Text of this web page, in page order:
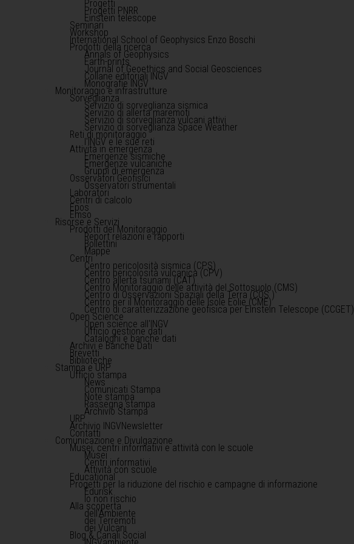
Progetti
Progetti PNRR
Einstein telescope
Seminari
Workshop
International School of Geophysics Enzo Boschi
Prodotti della ricerca
Annals of Geophysics
Earth-prints
Journal of Geoethics and Social Geosciences
Collane editoriali INGV
Monografie INGV
Monitoraggio e infrastrutture
Sorveglianza
Servizio di sorveglianza sismica
Servizio di allerta maremoti
Servizio di sorveglianza vulcani attivi
Servizio di sorveglianza Space Weather
Reti di monitoraggio
l'INGV e le sue reti
Attività in emergenza
Emergenze sismiche
Emergenze vulcaniche
Gruppi di emergenza
Osservatori Geofisici
Osservatori strumentali
Laboratori
Centri di calcolo
Epos
Emso
Risorse e Servizi
Prodotti del Monitoraggio
Report relazioni e rapporti
Bollettini
Mappe
Centri
Centro pericolosità sismica (CPS)
Centro pericolosità vulcanica (CPV)
Centro allerta tsunami (CAT)
Centro Monitoraggio delle attività del Sottosuolo (CMS)
Centro di Osservazioni Spaziali della Terra (COS )
Centro per il Monitoraggio delle Isole Eolie (CME)
Centro di caratterizzazione geofisica per Einstein Telescope (CCGET)
Open Science
Open science all'INGV
Ufficio gestione dati
Cataloghi e banche dati
Archivi e Banche Dati
Brevetti
Biblioteche
Stampa e URP
Ufficio stampa
News
Comunicati Stampa
Note stampa
Rassegna stampa
Archivio Stampa
URP
Archivio INGVNewsletter
Contatti
Comunicazione e Divulgazione
Musei, centri informativi e attività con le scuole
Musei
Centri informativi
Attività con scuole
Educational
Progetti per la riduzione del rischio e campagne di informazione
Edurisk
Io non rischio
Alla scoperta
dell'Ambiente
dei Terremoti
dei Vulcani
Blog & Canali Social